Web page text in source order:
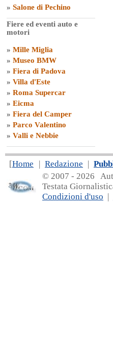
» Salone di Pechino
Fiere ed eventi auto e
motori
» Mille Miglia
» Museo BMW
» Fiera di Padova
» Villa d'Este
» Roma Supercar
» Eicma
» Fiera del Camper
» Parco Valentino
» Valli e Nebbie
[Home | Redazione |
© 2007 - 2026
Testata
Condizioni d'uso |